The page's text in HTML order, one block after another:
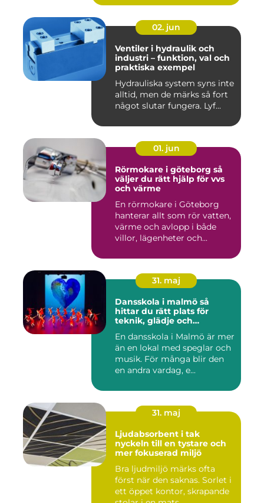
02. jun
Ventiler i hydraulik och
industri – funktion, val och
praktiska exempel
Hydrauliska system syns inte
alltid, men de märks så fort
något slutar fungera. Lyf...
01. jun
Rörmokare i göteborg så
väljer du rätt hjälp för vvs
och värme
En rörmokare i Göteborg
hanterar allt som rör vatten,
värme och avlopp i både
villor, lägenheter och...
31. maj
Dansskola i malmö så
hittar du rätt plats för
teknik, glädje och
En dansskola i Malmö är mer
än en lokal med speglar och
musik. För många blir den
en andra vardag, e...
31. maj
Ljudabsorbent i tak
nyckeln till en tystare och
mer fokuserad miljö
Bra ljudmiljö märks ofta
först när den saknas. Sorlet i
ett öppet kontor, skrapande